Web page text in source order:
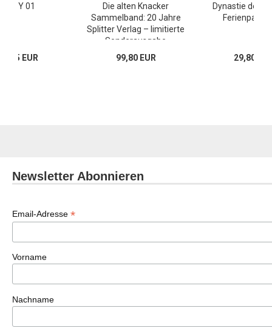
BABY 01
EUR
Die alten Knacker
Sammelband: 20 Jahre
Splitter Verlag – limitierte
Sonderausgabe
99,80 EUR
Dynastie der
Ferienpaket:
29,80
Newsletter Abonnieren
Email-Adresse *
Vorname
Nachname